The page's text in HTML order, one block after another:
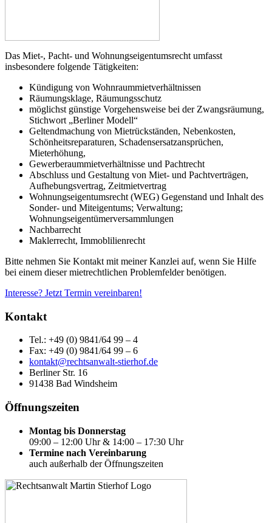
Das Miet-, Pacht- und Wohnungseigentumsrecht umfasst
insbesondere folgende Tätigkeiten:
Kündigung von Wohnraummietverhältnissen
Räumungsklage, Räumungsschutz
möglichst günstige Vorgehensweise bei der Zwangsräumung,
Stichwort „Berliner Modell“
Geltendmachung von Mietrückständen, Nebenkosten,
Schönheitsreparaturen, Schadensersatzansprüchen,
Mieterhöhung,
Gewerberaummietverhältnisse und Pachtrecht
Abschluss und Gestaltung von Miet- und Pachtverträgen,
Aufhebungsvertrag, Zeitmietvertrag
Wohnungseigentumsrecht (WEG) Gegenstand und Inhalt des
Sonder- und Miteigentums; Verwaltung;
Wohnungseigentümerversammlungen
Nachbarrecht
Maklerrecht, Immoblilienrecht
Bitte nehmen Sie Kontakt mit meiner Kanzlei auf, wenn Sie Hilfe
bei einem dieser mietrechtlichen Problemfelder benötigen.
Interesse? Jetzt Termin vereinbaren!
Kontakt
Tel.: +49 (0) 9841/64 99 – 4
Fax: +49 (0) 9841/64 99 – 6
kontakt@rechtsanwalt-stierhof.de
Berliner Str. 16
91438 Bad Windsheim
Öffnungszeiten
Montag bis Donnerstag
09:00 – 12:00 Uhr & 14:00 – 17:30 Uhr
Termine nach Vereinbarung
auch außerhalb der Öffnungszeiten